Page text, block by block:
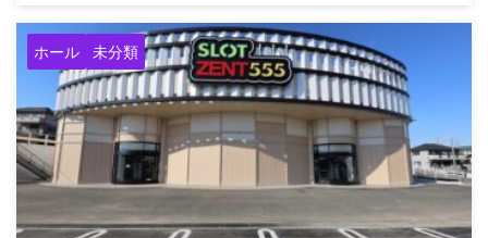
ホール 未分類